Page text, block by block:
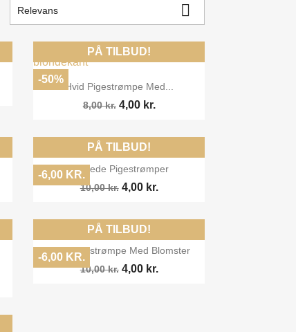
Relevans 
 Vis her
Hvid Pigestrømpe Med...
8,00 kr. 4,00 kr.
PÅ TILBUD!
-50%
 Vis her
Stribede Pigestrømper
10,00 kr. 4,00 kr.
PÅ TILBUD!
-6,00 KR.
 Vis her
Hvid Pigestrømpe Med Blomster
10,00 kr. 4,00 kr.
PÅ TILBUD!
-6,00 KR.